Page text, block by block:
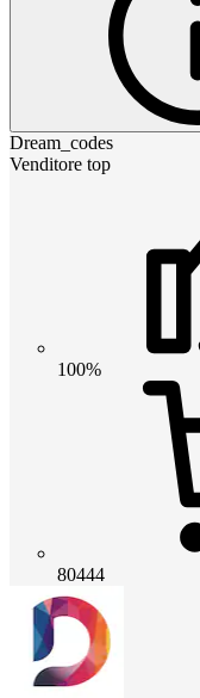
Dream_codes
Venditore top
100%
80444